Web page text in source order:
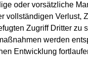
oder vorsätzliche
vollständigen Verlust,
Zugriff Dritter zu
werden
Entwicklung